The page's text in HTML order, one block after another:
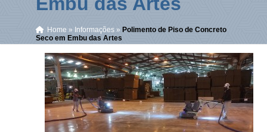
Home » Informações » Polimento de Piso de Concreto
Seco em Embu das Artes